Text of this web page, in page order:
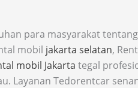
para masyarakat
mobil jakarta selatan,
mobil Jakarta tegal
Layanan Tedorentcar